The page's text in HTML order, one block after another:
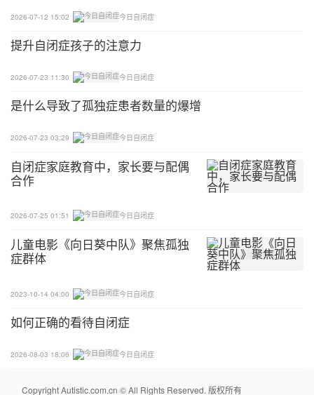
2026-07-12 15:02 今日自闭症
提升自闭症孩子的注意力
2026-07-23 11:30 今日自闭症
是什么导致了孤独症患者数量的爆增
2026-07-23 03:29 今日自闭症
自闭症家庭教育中，家长要与配偶
合作
2026-07-25 01:51 今日自闭症
儿童电影《向日葵中队》聚焦孤独
症群体
2023-10-14 04:00 今日自闭症
如何正确的看待自闭症
2026-08-03 18:06 今日自闭症
Copyright Autistic.com.cn © All Rights Reserved. 版权所有